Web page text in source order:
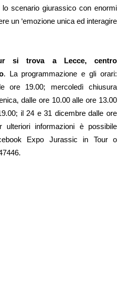
scenario giurassico con enormi
un ‘emozione unica ed interagire
si trova a Lecce, centro
. La programmazione e gli orari:
ore 19.00; mercoledì chiusura
dalle ore 10.00 alle ore 13.00
il 24 e 31 dicembre dalle ore
informazioni è possibile
Expo Jurassic in Tour o